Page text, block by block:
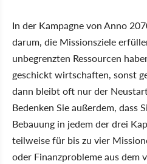
In der Kampagne von Anno
darum, die Missionsziele
unbegrenzten Ressourcen
geschickt wirtschaften, sonst
dann bleibt oft nur der
Bedenken Sie außerdem, dass
Bebauung in jedem der drei
teilweise für bis zu vier
oder Finanzprobleme aus dem